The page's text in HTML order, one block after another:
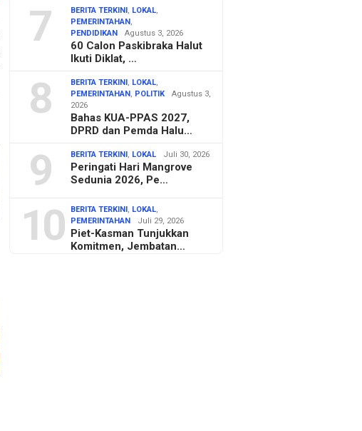
7 BERITA TERKINI , LOKAL,
PEMERINTAHAN ,
PENDIDIKAN
Agustus 3, 2026
60 Calon Paskibraka Halut
Ikuti Diklat, …
8 BERITA TERKINI , LOKAL,
PEMERINTAHAN , POLITIK
Agustus 3,
2026
Bahas KUA-PPAS 2027,
DPRD dan Pemda Halu…
9 BERITA TERKINI , LOKAL Juli 30, 2026
Peringati Hari Mangrove
Sedunia 2026, Pe…
10 BERITA TERKINI , LOKAL,
PEMERINTAHAN
Juli 29, 2026
Piet-Kasman Tunjukkan
Komitmen, Jembatan…